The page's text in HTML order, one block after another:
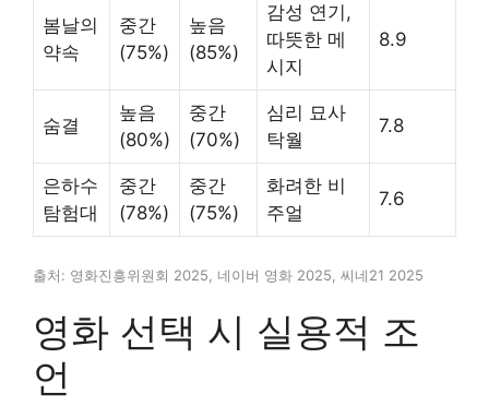
봄날의
약속
중간
(75%)
높음
(85%)
감성 연기,
따뜻한 메
시지
8.9
숨결
높음
(80%)
중간
(70%)
심리 묘사
탁월
7.8
은하수
탐험대
중간
(78%)
중간
(75%)
화려한 비
주얼
7.6
출처: 영화진흥위원회 2025, 네이버 영화 2025, 씨네21 2025
영화 선택 시 실용적 조
언